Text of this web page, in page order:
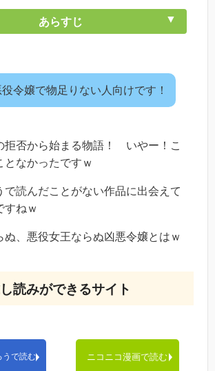
あらすじ
令嬢で物足りない人向けです！
拒否から始まる物語！ いやー！こ
となかったですｗ
で読んだことがない作品に出会えて
すねｗ
ぬ、悪役女王ならぬ凶悪令嬢とはｗ
読みができるサイト
うで読む ニコニコ漫画で読む